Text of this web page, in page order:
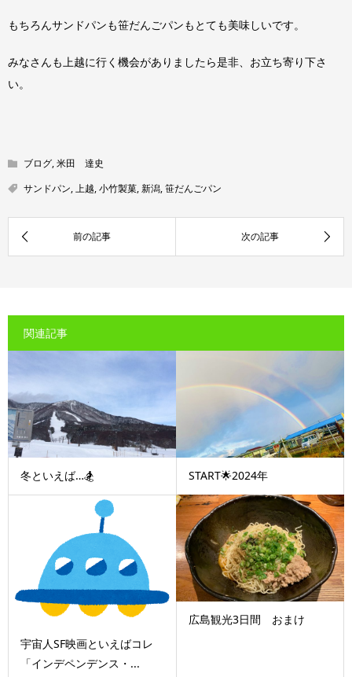
もちろんサンドパンも笹だんごパンもとても美味しいです。
みなさんも上越に行く機会がありましたら是非、お立ち寄り下さ
い。
ブログ,米田 達史
サンドパン,上越,小竹製菓,新潟,笹だんごパン
関連記事
冬といえば…🏂 START🌟2024年
宇宙人SF映画といえばコレ
「インデペンデンス・...
広島観光3日間 おまけ